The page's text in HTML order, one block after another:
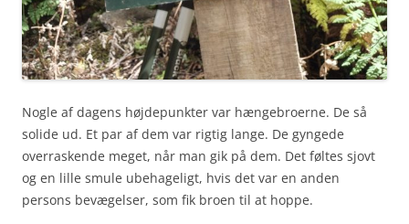
Nogle af dagens højdepunkter var hængebroerne. De så
solide ud. Et par af dem var rigtig lange. De gyngede
overraskende meget, når man gik på dem. Det føltes sjovt
og en lille smule ubehageligt, hvis det var en anden
persons bevægelser, som fik broen til at hoppe.